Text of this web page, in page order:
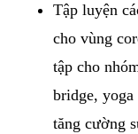
Tập luyện
cho vùng
tập cho
bridge, yoga
tăng cường